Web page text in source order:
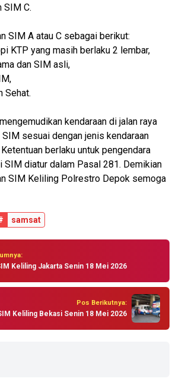
SIM C.
SIM A atau C sebagai berikut:
KTP yang masih berlaku 2 lembar,
dan SIM asli,
Sehat.
kendaraan di jalan raya
sesuai dengan jenis kendaraan
berlaku untuk pengendara
SIM diatur dalam Pasal 281. Demikian
SIM Keliling Polrestro Depok semoga
samsat
Keliling Jakarta Senin 18 Mei 2026
Pos Berikutnya:
Keliling Bekasi Senin 18 Mei 2026